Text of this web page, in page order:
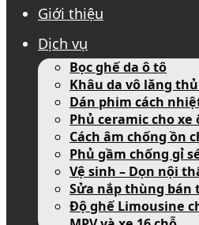
Giới thiệu
Dịch vụ
Bọc ghế da ô tô
Khâu da vô lăng
Dán phim cách
Phủ ceramic cho xe
Cách âm chống ồn
Phủ gầm chống gỉ
Vệ sinh – Dọn nội
Sửa nắp thùng bán
Độ ghế Limousine